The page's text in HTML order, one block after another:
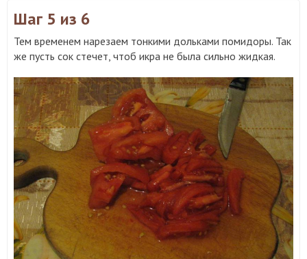
Шаг 5 из 6
Тем временем нарезаем тонкими дольками помидоры. Так
же пусть сок стечет, чтоб икра не была сильно жидкая.